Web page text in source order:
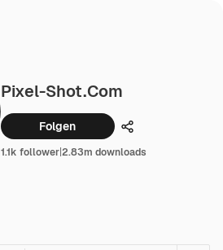
Pixel-Shot.com
Folgen Teilen
1.1k follower|2.83m downloads